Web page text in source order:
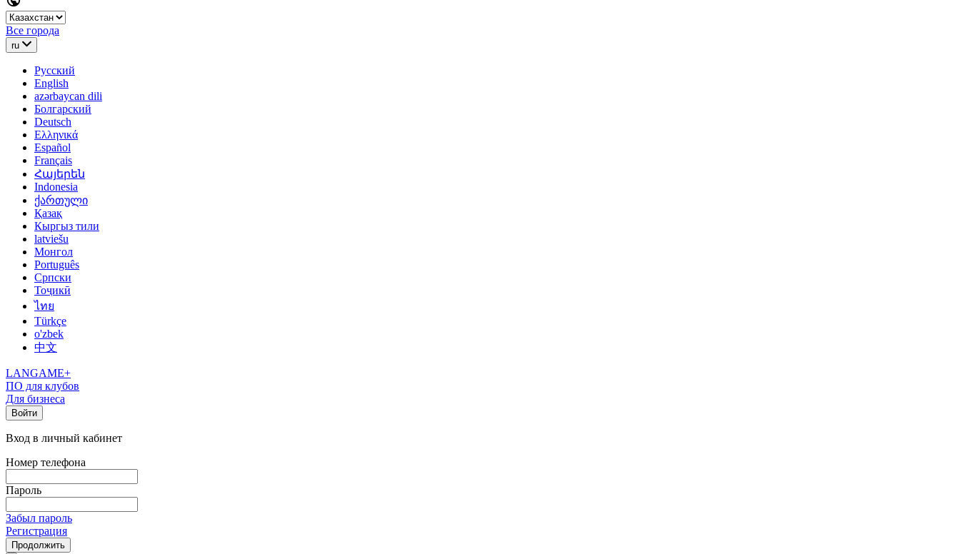
Все города
ru
Русский
English
azərbaycan dili
Болгарский
Deutsch
Ελληνικά
Español
Français
Հայերեն
Indonesia
ქართული
Қазақ
Кыргыз тили
latviešu
Монгол
Português
Српски
Тоҷикӣ
ไทย
Türkçe
o'zbek
中文
LANGAME+
ПО для клубов
Для бизнеса
Войти
Вход в личный кабинет
Номер телефона
Пароль
Забыл пароль
Регистрация
Продолжить